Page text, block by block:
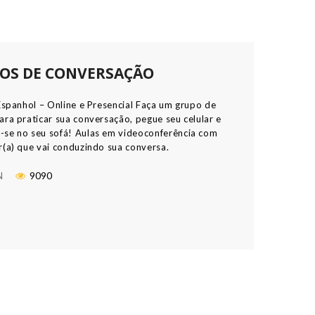
DE CONVERSAÇÃO
– Online e Presencial Faça um grupo de
praticar sua conversação, pegue seu celular e
se no seu sofá! Aulas em videoconferência com
que vai conduzindo sua conversa.
registradas e depois enviadas no grupo para
9090